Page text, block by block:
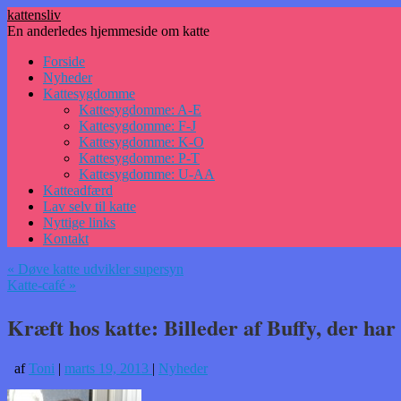
kattensliv
En anderledes hjemmeside om katte
Hop
indhold
Forside
Nyheder
Kattesygdomme
Kattesygdomme: A-E
Kattesygdomme: F-J
Kattesygdomme: K-O
Kattesygdomme: P-T
Kattesygdomme: U-AA
Katteadfærd
Lav selv til katte
Nyttige links
Kontakt
« Døve katte udvikler supersyn
Katte-café »
Kræft hos katte: Billeder af Buffy, der
afToni | marts 19, 2013 | Nyheder